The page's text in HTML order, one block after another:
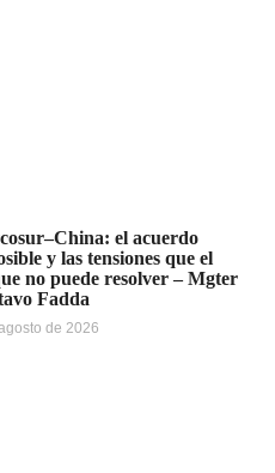
el acuerdo
y las tensiones que el
no puede resolver – Mgter
Fadda
de 2026